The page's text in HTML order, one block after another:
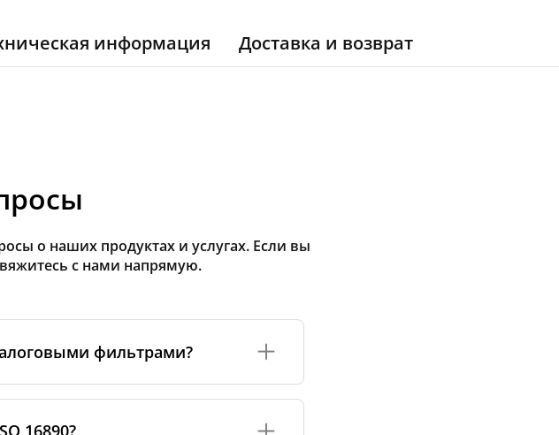
информация Доставка и возврат
о наших продуктах и услугах. Если вы
с нами напрямую.
фильтрами?
Такие фильтры соответствуют
16890?